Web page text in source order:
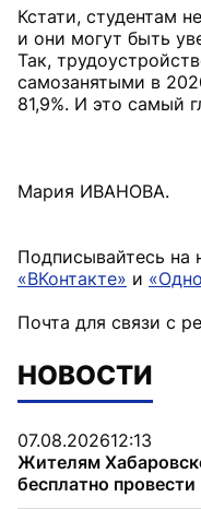
Кстати, студентам
и они могут быть
Так,
самозанятыми в
81,9%. И это самый
Мария ИВАНОВА.
Подписывайтесь на
«ВКонтакте» и
Почта для связи с
НОВОСТИ
07.08.202612:13
Жителям
бесплатно